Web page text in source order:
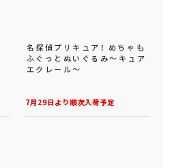
7月29日より順次入荷予定
名探偵プリキュア！ めちゃも
ふぐっとぬいぐるみ～キュア
エクレール～